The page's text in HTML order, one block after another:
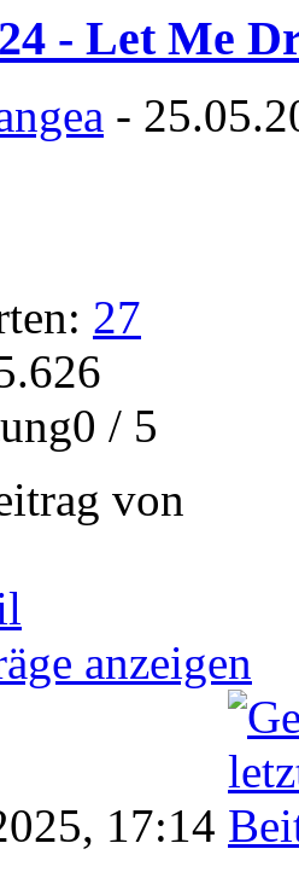
- Let Me
-
27
/ 5
von
anzeigen
17:14